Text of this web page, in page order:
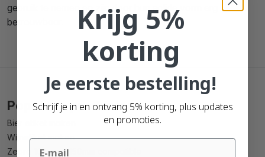
gebruik te nemen en zijn door hun solide vorm erg
betrouwbaar.
Populaire producten
Bier etiket maken
Wijnetiket maken
Zebra 102mm x 150mm compatible
Krijg 5%
korting
Je eerste bestelling!
Schrijf je in en ontvang 5% korting, plus updates
en promoties.
Email